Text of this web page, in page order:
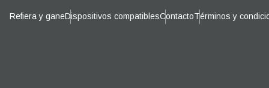
Refiera y ganeDispositivos compatiblesContactoTérminos y